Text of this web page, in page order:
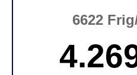
6622